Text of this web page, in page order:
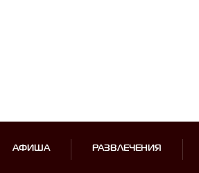
АФИША РАЗВЛЕЧЕНИЯ